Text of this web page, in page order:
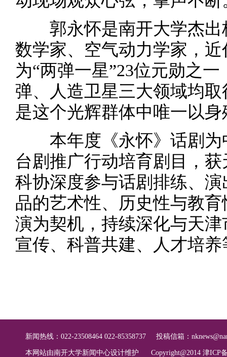
郭永怀是南开大学杰出
数学家、空气动力学家，
为“两弹一星”23位元勋之
弹、人造卫星三大领域均
是这个光辉群体中唯一以
本年度《永怀》话剧为
台剧推广行动培育剧目，
科协深度参与话剧排练、
品的艺术性、历史性与教
演为契机，持续深化与天
宣传、科普共建、人才培
新闻热线：022-23508464 022-85358737 投稿信箱：
本网站由南开大学新闻中心设计维护 Copyright@2014 津ICP